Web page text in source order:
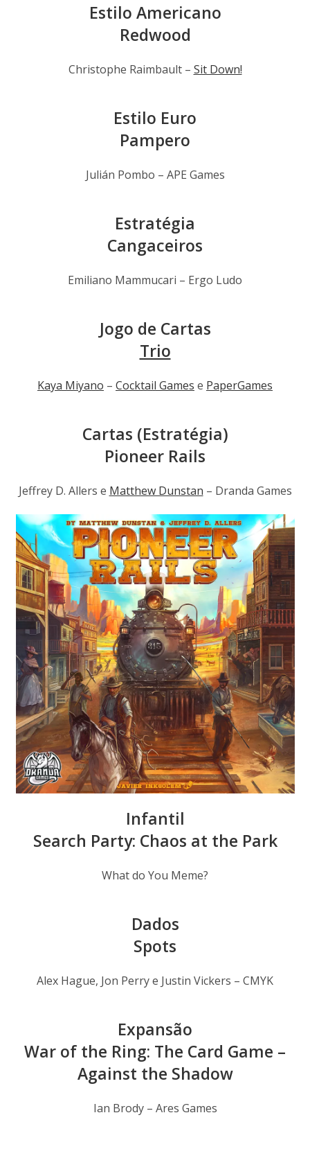
Estilo Americano
Redwood
Christophe Raimbault – Sit Down!
Estilo Euro
Pampero
Julián Pombo – APE Games
Estratégia
Cangaceiros
Emiliano Mammucari – Ergo Ludo
Jogo de Cartas
Trio
Kaya Miyano – Cocktail Games e PaperGames
Cartas (Estratégia)
Pioneer Rails
Jeffrey D. Allers e Matthew Dunstan – Dranda Games
Infantil
Search Party: Chaos at the Park
What do You Meme?
Dados
Spots
Alex Hague, Jon Perry e Justin Vickers – CMYK
Expansão
War of the Ring: The Card Game –
Against the Shadow
Ian Brody – Ares Games